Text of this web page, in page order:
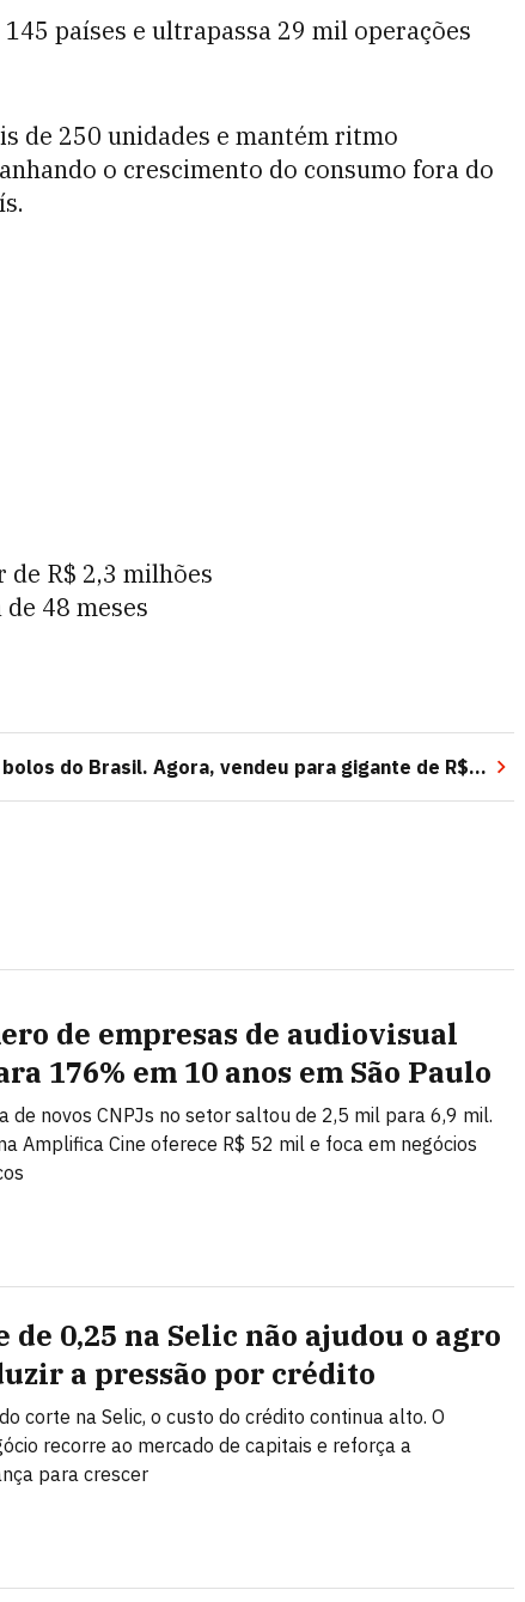
países e ultrapassa 29 mil operações
de 250 unidades e mantém ritmo
o crescimento do consumo fora do
R$ 2,3 milhões
48 meses
do Brasil. Agora, vendeu para gigante de R$
de empresas de audiovisual
176% em 10 anos em São Paulo
de novos CNPJs no setor saltou de 2,5 mil para 6,9 mil.
Amplifica Cine oferece R$ 52 mil e foca em negócios
de 0,25 na Selic não ajudou o agro
a pressão por crédito
corte na Selic, o custo do crédito continua alto. O
recorre ao mercado de capitais e reforça a
para crescer